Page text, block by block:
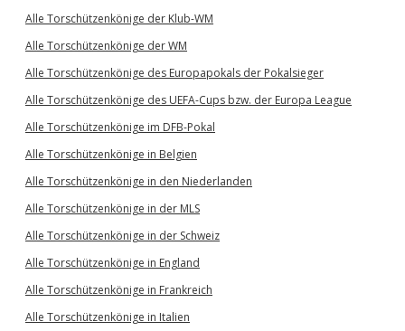
Alle Torschützenkönige der Klub-WM
Alle Torschützenkönige der WM
Alle Torschützenkönige des Europapokals der Pokalsieger
Alle Torschützenkönige des UEFA-Cups bzw. der Europa League
Alle Torschützenkönige im DFB-Pokal
Alle Torschützenkönige in Belgien
Alle Torschützenkönige in den Niederlanden
Alle Torschützenkönige in der MLS
Alle Torschützenkönige in der Schweiz
Alle Torschützenkönige in England
Alle Torschützenkönige in Frankreich
Alle Torschützenkönige in Italien